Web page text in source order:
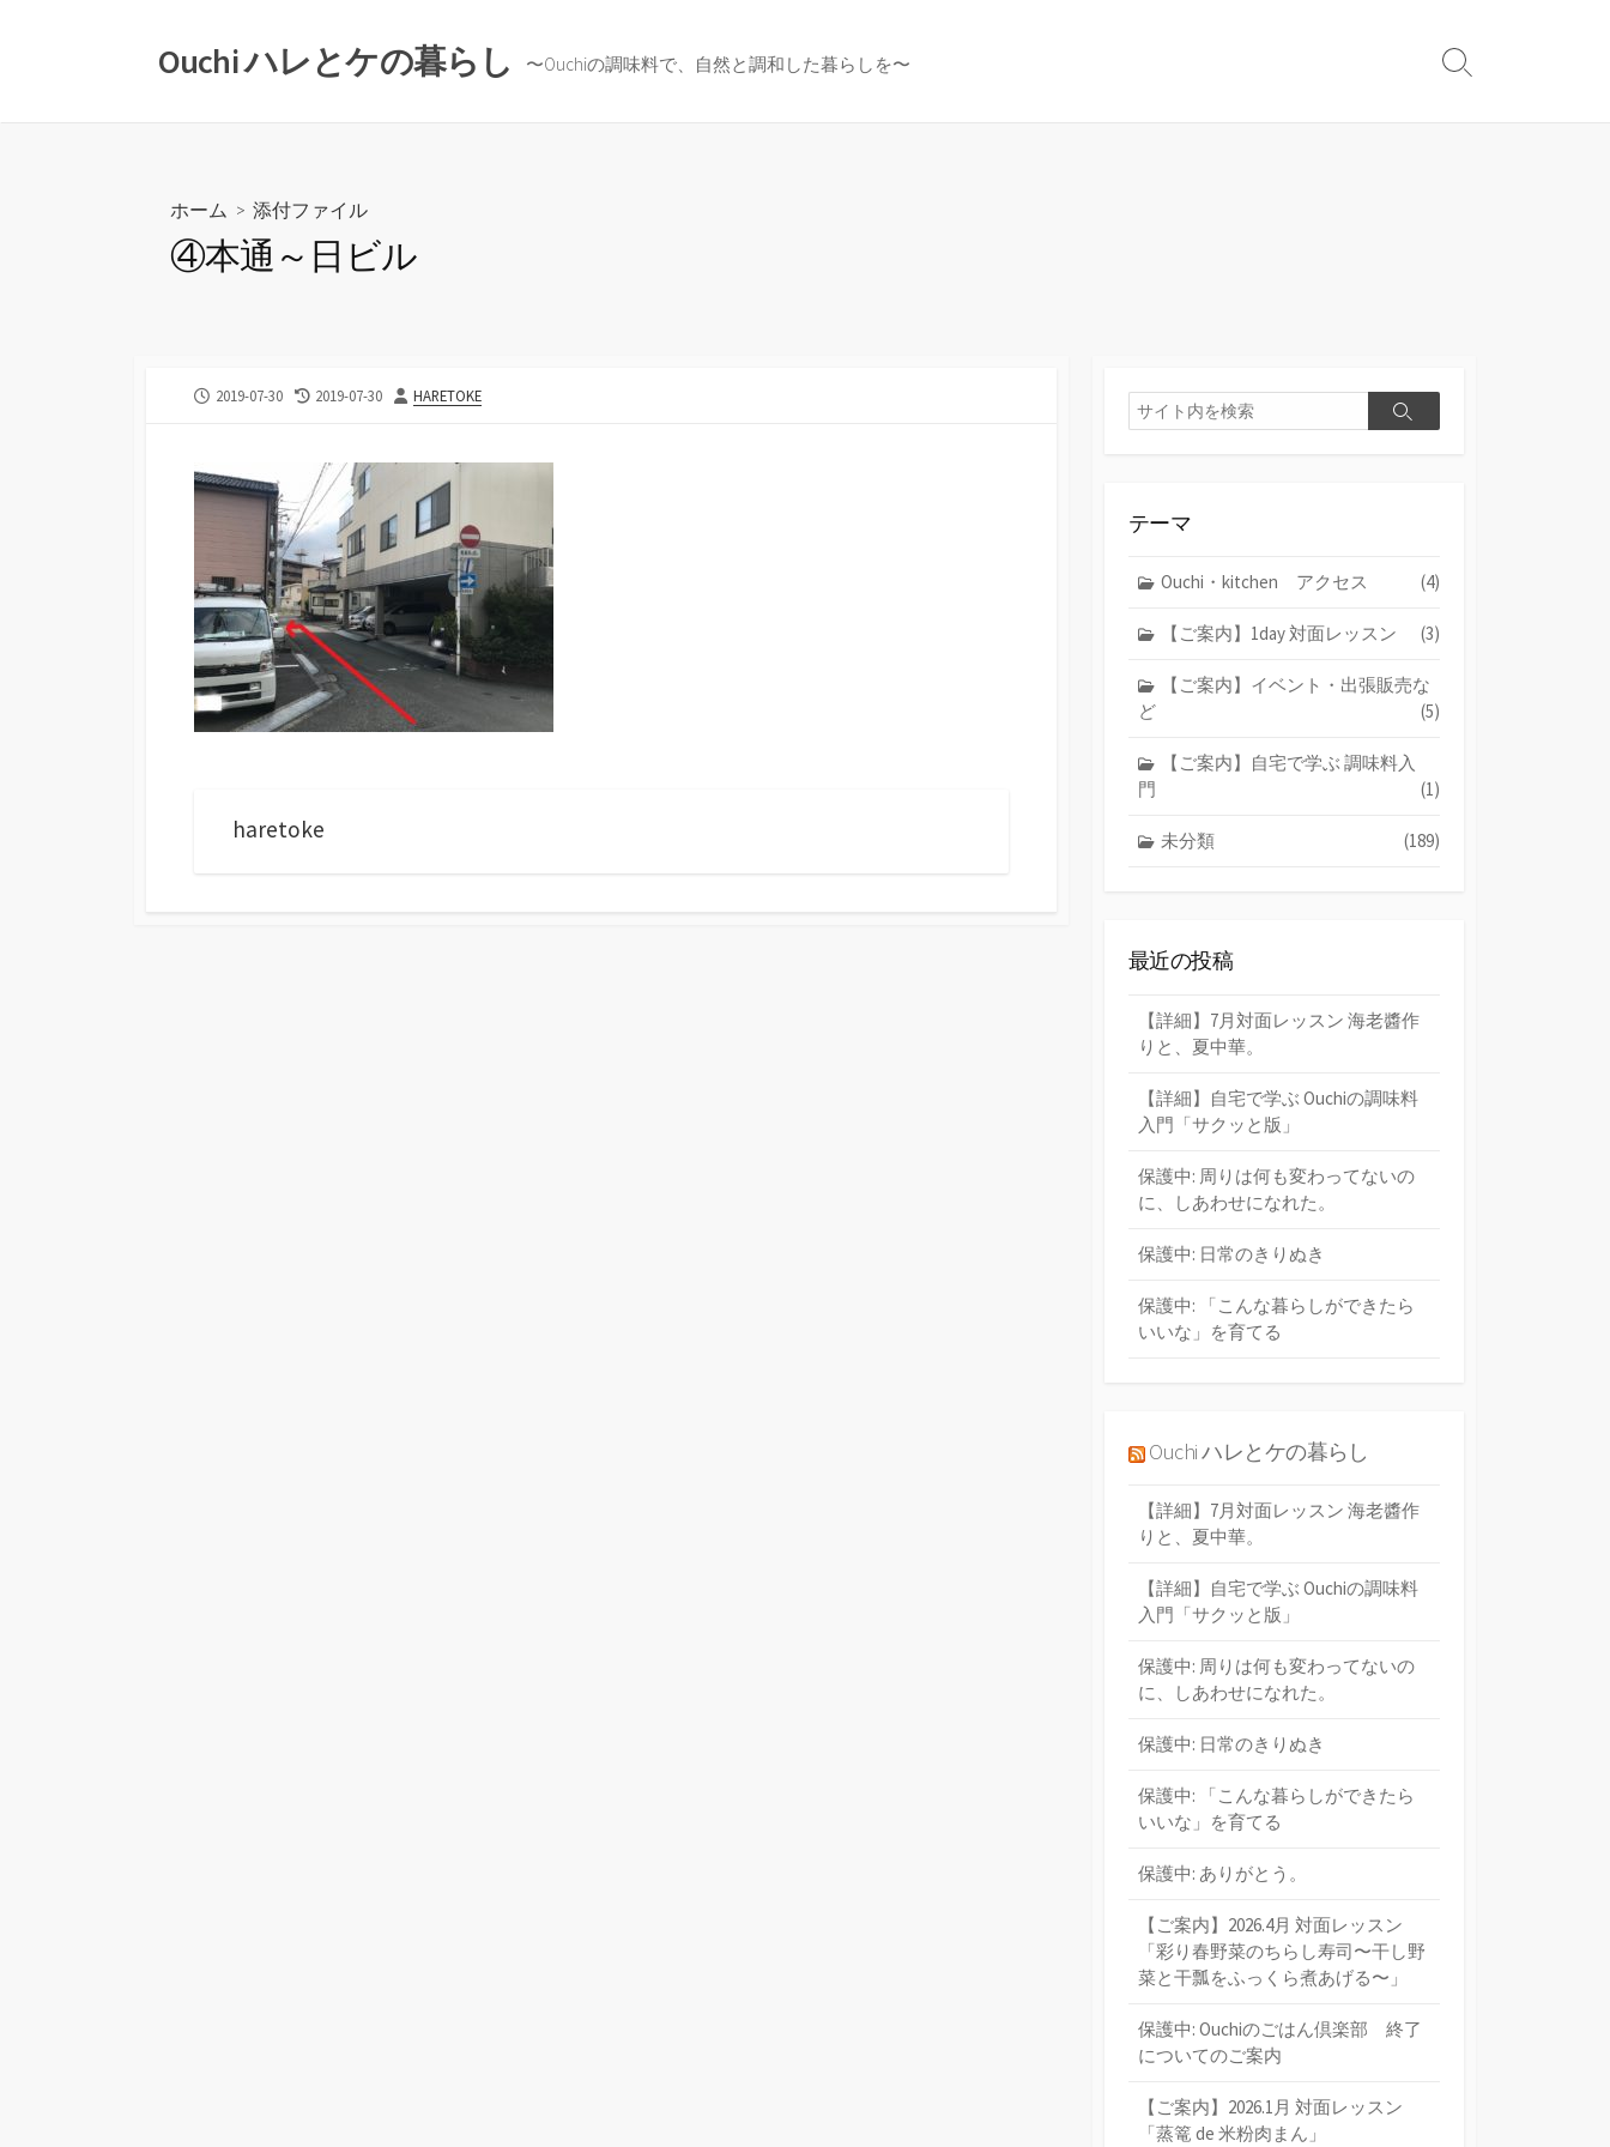
Ouchi ハレとケの暮らし 〜Ouchiの調味料で、自然と調和した暮らしを〜
検
ホーム > 添付ファイル
④本通～日ビル
公
2019-07-30
最
新
日
2019-07-30
投
HARETOKE
haretoke
検
索
検
テーマ
Ouchi・kitchen アクセス (4)
【ご案内】1day 対面レッスン (3)
【ご案内】イベント・出張販売な
ど
(5)
【ご案内】自宅で学ぶ 調味料入
門
(1)
未分類 (189)
最近の投稿
【詳細】7月対面レッスン 海老醬作
りと、夏中華。
【詳細】自宅で学ぶ Ouchiの調味料
入門「サクッと版」
保護中: 周りは何も変わってないの
に、しあわせになれた。
保護中: 日常のきりぬき
保護中: 「こんな暮らしができたら
いいな」を育てる
Ouchi ハレとケの暮らし
【詳細】7月対面レッスン 海老醬作
りと、夏中華。
【詳細】自宅で学ぶ Ouchiの調味料
入門「サクッと版」
保護中: 周りは何も変わってないの
に、しあわせになれた。
保護中: 日常のきりぬき
保護中: 「こんな暮らしができたら
いいな」を育てる
保護中: ありがとう。
【ご案内】2026.4月 対面レッスン
「彩り春野菜のちらし寿司〜干し野
菜と干瓢をふっくら煮あげる〜」
保護中: Ouchiのごはん倶楽部 終了
についてのご案内
【ご案内】2026.1月 対面レッスン
「蒸篭 de 米粉肉まん」